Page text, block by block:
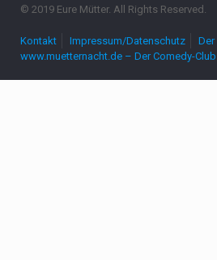
© 2019 Eure Mütter. All Rights Reserved.
Kontakt Impressum/Datenschutz
www.muetternacht.de – Der Comedy-Club